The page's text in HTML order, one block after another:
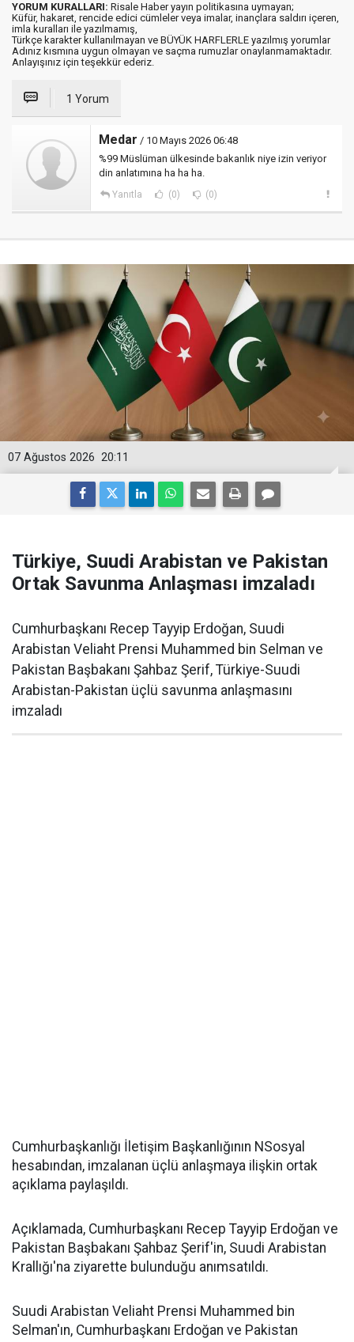
YORUM KURALLARI: Risale Haber yayın politikasına uymayan;
Küfür, hakaret, rencide edici cümleler veya imalar, inançlara saldırı içeren,
imla kuralları ile yazılmamış,
Türkçe karakter kullanılmayan ve BÜYÜK HARFLERLE yazılmış yorumlar
Adınız kısmına uygun olmayan ve saçma rumuzlar onaylanmamaktadır.
Anlayışınız için teşekkür ederiz.
1 Yorum
Medar / 10 Mayıs 2026 06:48
%99 Müslüman ülkesinde bakanlık niye izin veriyor
din anlatımına ha ha ha.
Yanıtla (0) (0)
20:11
07 Ağustos 2026
Türkiye, Suudi Arabistan ve Pakistan
Ortak Savunma Anlaşması imzaladı
Cumhurbaşkanı Recep Tayyip Erdoğan, Suudi
Arabistan Veliaht Prensi Muhammed bin Selman ve
Pakistan Başbakanı Şahbaz Şerif, Türkiye-Suudi
Arabistan-Pakistan üçlü savunma anlaşmasını
imzaladı
Cumhurbaşkanlığı İletişim Başkanlığının NSosyal
hesabından, imzalanan üçlü anlaşmaya ilişkin ortak
açıklama paylaşıldı.
Açıklamada, Cumhurbaşkanı Recep Tayyip Erdoğan ve
Pakistan Başbakanı Şahbaz Şerif'in, Suudi Arabistan
Krallığı'na ziyarette bulunduğu anımsatıldı.
Suudi Arabistan Veliaht Prensi Muhammed bin
Selman'ın, Cumhurbaşkanı Erdoğan ve Pakistan